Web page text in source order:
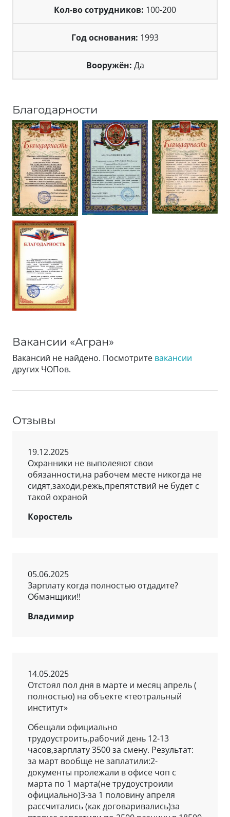
Кол-во сотрудников: 100-200
Год основания: 1993
Вооружён: Да
Благодарности
Вакансии «Агран»
Вакансий не найдено. Посмотрите вакансии
других ЧОПов.
Отзывы
19.12.2025
Охранники не выполеяют свои
обязанности,на рабочем месте никогда не
сидят,заходи,режь,препятствий не будет с
такой охраной
Коростель
05.06.2025
Зарплату когда полностью отдадите?
Обманщики!!
Владимир
14.05.2025
Отстоял пол дня в марте и месяц апрель (
полностью) на объекте «теотральный
институт»
Обещали официально
трудоустроить,рабочий день 12-13
часов,зарплату 3500 за смену. Результат:
за март вообще не заплатили:2-
документы пролежали в офисе чоп с
марта по 1 марта(не трудоустроили
официально)3-за 1 половину апреля
рассчитались (как договаривались)за